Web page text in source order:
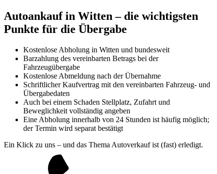
Autoankauf in Witten – die wichtigsten
Punkte für die Übergabe
Kostenlose Abholung in Witten und bundesweit
Barzahlung des vereinbarten Betrags bei der
Fahrzeugübergabe
Kostenlose Abmeldung nach der Übernahme
Schriftlicher Kaufvertrag mit den vereinbarten Fahrzeug- und
Übergabedaten
Auch bei einem Schaden Stellplatz, Zufahrt und
Beweglichkeit vollständig angeben
Eine Abholung innerhalb von 24 Stunden ist häufig möglich;
der Termin wird separat bestätigt
Ein Klick zu uns – und das Thema Autoverkauf ist (fast) erledigt.